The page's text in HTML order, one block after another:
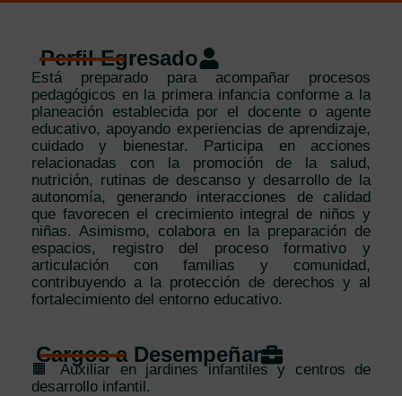
Perfil Egresado
Está preparado para acompañar procesos
pedagógicos en la primera infancia conforme a la
planeación establecida por el docente o agente
educativo, apoyando experiencias de aprendizaje,
cuidado y bienestar. Participa en acciones
relacionadas con la promoción de la salud,
nutrición, rutinas de descanso y desarrollo de la
autonomía, generando interacciones de calidad
que favorecen el crecimiento integral de niños y
niñas. Asimismo, colabora en la preparación de
espacios, registro del proceso formativo y
articulación con familias y comunidad,
contribuyendo a la protección de derechos y al
fortalecimiento del entorno educativo.
Cargos a Desempeñar
🟧 Auxiliar en jardines infantiles y centros de
desarrollo infantil.